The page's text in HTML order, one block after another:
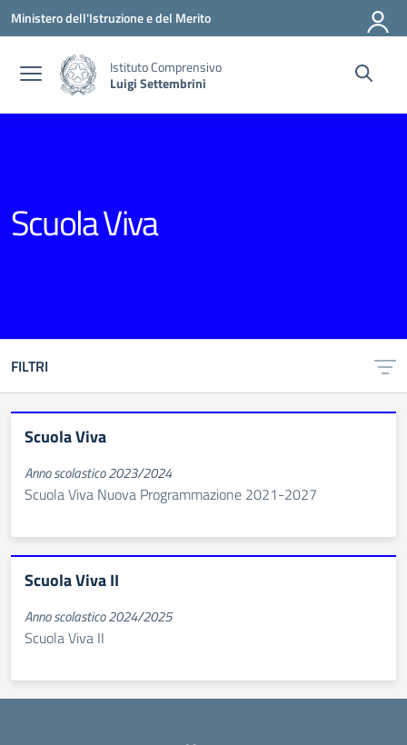
Vai ai contenuti
Vai al menu di navigazione
Vai al footer
Ministero dell'Istruzione e del Merito
Istituto Comprensivo
Luigi Settembrini
Scuola Viva
FILTRI
Scuola Viva
Anno scolastico 2023/2024
Scuola Viva Nuova Programmazione 2021-2027
Scuola Viva II
Anno scolastico 2024/2025
Scuola Viva II